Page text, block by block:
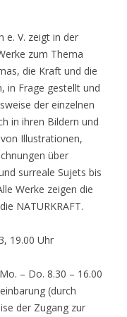
e. V. zeigt in der
zum Thema
die Kraft und die
in Frage gestellt und
der einzelnen
in ihren Bildern und
Illustrationen,
über
surreale Sujets bis
Werke zeigen die
NATURKRAFT.
19.00 Uhr
– Do. 8.30 – 16.00
(durch
der Zugang zur